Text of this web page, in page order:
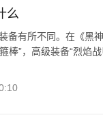
么
备有所不同。在《黑
棒”，高级装备“烈焰